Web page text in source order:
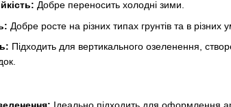
Добре переносить холодні зими.
Добре росте на різних типах грунтів та в різних
Підходить для вертикального озеленення,